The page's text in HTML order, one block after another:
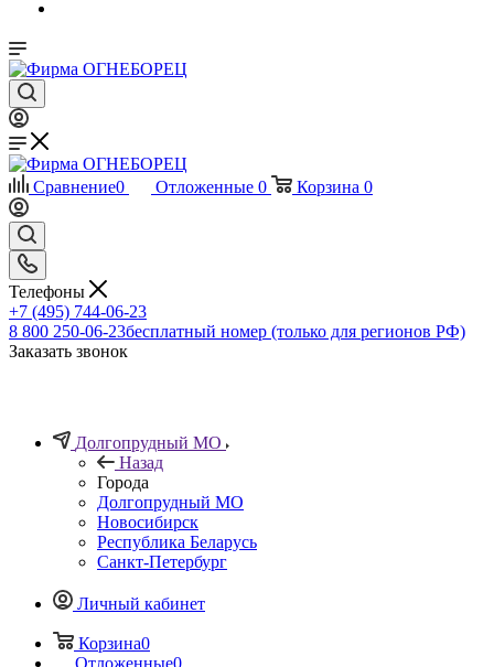
Сравнение0 Отложенные 0 Корзина 0
Телефоны
+7 (495) 744-06-23
8 800 250-06-23бесплатный номер (только для регионов РФ)
Заказать звонок
Долгопрудный МО
Назад
Города
Долгопрудный МО
Новосибирск
Республика Беларусь
Санкт-Петербург
Личный кабинет
Корзина0
Отложенные0